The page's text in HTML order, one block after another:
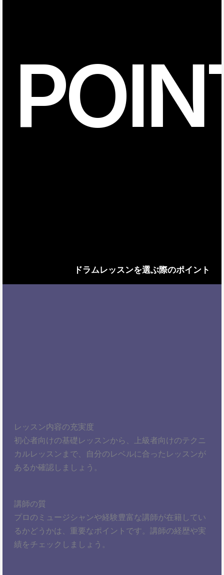
ドラムレッスンを選ぶ際のポイント
レッスン内容の充実度
初心者向けの基礎レッスンから、上級者向けのテクニ
カルレッスンまで、自分のレベルに合ったレッスンが
あるか確認しましょう。
講師の質
プロのミュージシャンや経験豊富な講師が在籍してい
るかどうかは、重要なポイントです。講師の経歴や実
績をチェックしましょう。